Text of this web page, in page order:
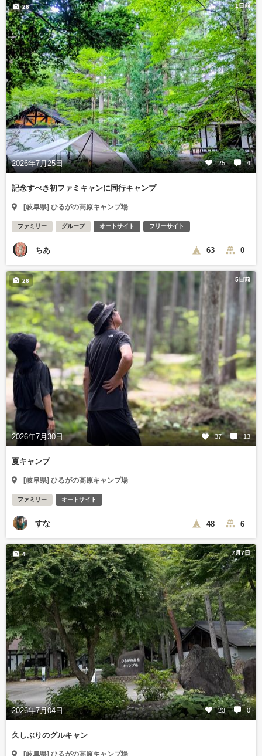
1日前
2026年7月25日 25 4
26
記念すべき初ファミキャンに同行キャンプ
[岐阜県] ひるがの高原キャンプ場
ファミリー グループ オートサイト フリーサイト
ちあ 63 0
5日前
2026年7月30日 37 13
26
夏キャンプ
[岐阜県] ひるがの高原キャンプ場
ファミリー オートサイト
すな 48 6
7月7日
2026年7月04日 23 0
4
久しぶりのグルキャン
[岐阜県] ひるがの高原キャンプ場